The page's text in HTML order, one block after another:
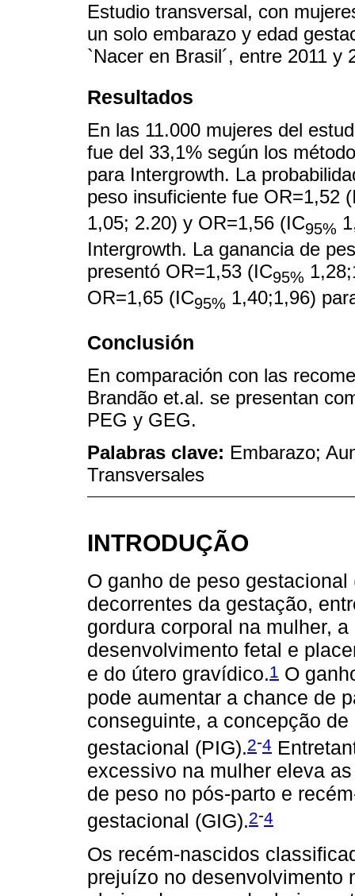
Estudio transversal, con
un solo embarazo y edad
`Nacer en Brasil´, entre 2011 y
Resultados
En las 11.000 mujeres del
fue del 33,1% según los
para Intergrowth. La
peso insuficiente fue OR=1,52
1,05; 2.20) y OR=1,56 (IC95%
Intergrowth. La ganancia de
presentó OR=1,53 (IC95%
OR=1,65 (IC95% 1,40;1,96)
Conclusión
En comparación con las
Brandão et.al. se presentan
PEG y GEG.
Palabras clave: Embarazo;
Transversales
INTRODUÇÃO
O ganho de peso
decorrentes da gestação,
gordura corporal na mulher,
desenvolvimento fetal e
e do útero gravídico.1 O
pode aumentar a chance de
conseguinte, a concepção
gestacional (PIG).2-4
excessivo na mulher eleva
de peso no pós-parto e
gestacional (GIG).2-4
Os recém-nascidos
prejuízo no desenvolvimento